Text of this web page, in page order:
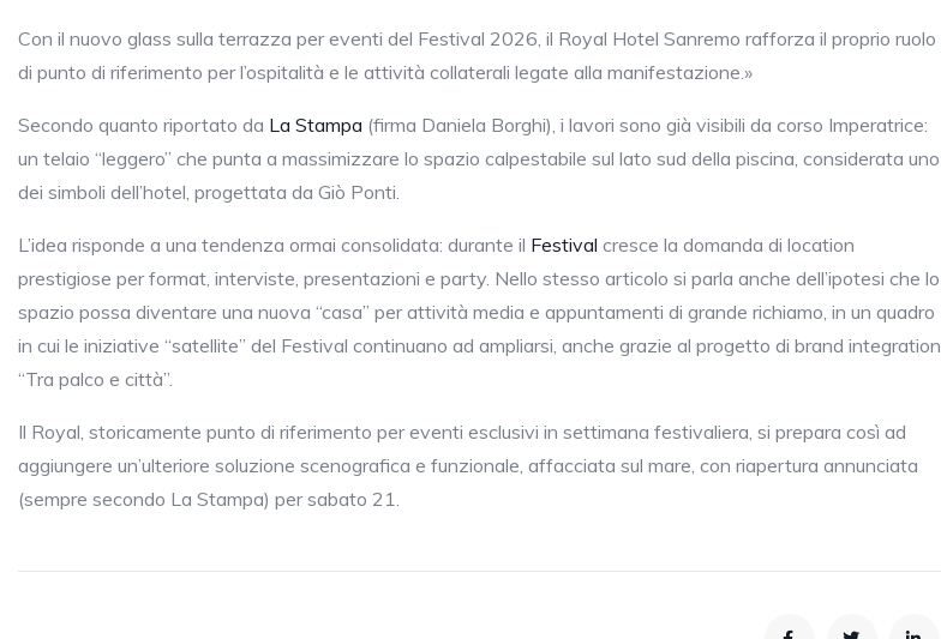
Con il nuovo glass sulla terrazza per eventi del Festival 2026, il Royal Hotel Sanremo rafforza il proprio ruolo
di punto di riferimento per l’ospitalità e le attività collaterali legate alla manifestazione.»
Secondo quanto riportato da La Stampa (firma Daniela Borghi), i lavori sono già visibili da corso Imperatrice:
un telaio “leggero” che punta a massimizzare lo spazio calpestabile sul lato sud della piscina, considerata uno
dei simboli dell’hotel, progettata da Giò Ponti.
L’idea risponde a una tendenza ormai consolidata: durante il Festival cresce la domanda di location
prestigiose per format, interviste, presentazioni e party. Nello stesso articolo si parla anche dell’ipotesi che lo
spazio possa diventare una nuova “casa” per attività media e appuntamenti di grande richiamo, in un quadro
in cui le iniziative “satellite” del Festival continuano ad ampliarsi, anche grazie al progetto di brand integration
“Tra palco e città”.
Il Royal, storicamente punto di riferimento per eventi esclusivi in settimana festivaliera, si prepara così ad
aggiungere un’ulteriore soluzione scenografica e funzionale, affacciata sul mare, con riapertura annunciata
(sempre secondo La Stampa) per sabato 21.